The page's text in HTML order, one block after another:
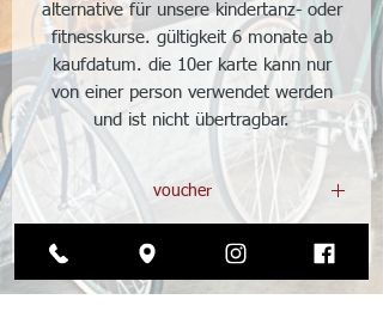
alternative für unsere kindertanz- oder
fitnesskurse. gültigkeit 6 monate ab
kaufdatum. die 10er karte kann nur
von einer person verwendet werden
und ist nicht übertragbar.
voucher
zur ersten stunde mit. wir tauschen dann
gegen die 10er karte.